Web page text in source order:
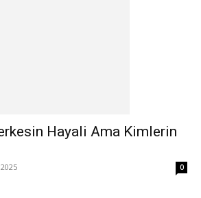
Hayali Ama Kimlerin
0